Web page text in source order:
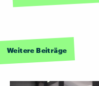
Weitere Beiträge